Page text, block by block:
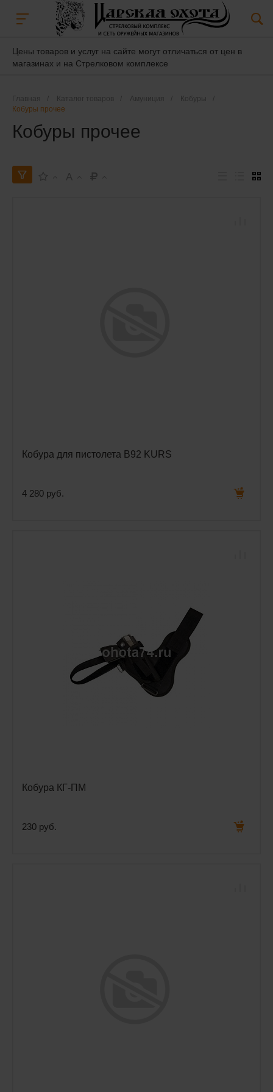
Цены товаров и услуг на сайте могут отличаться от цен в
магазинах и на Стрелковом комплексе
Главная Каталог товаров Амуниция Кобуры
Кобуры прочее
Кобуры прочее
A
Кобура для пистолета B92 KURS
4 280 руб.
Кобура КГ-ПМ
230 руб.